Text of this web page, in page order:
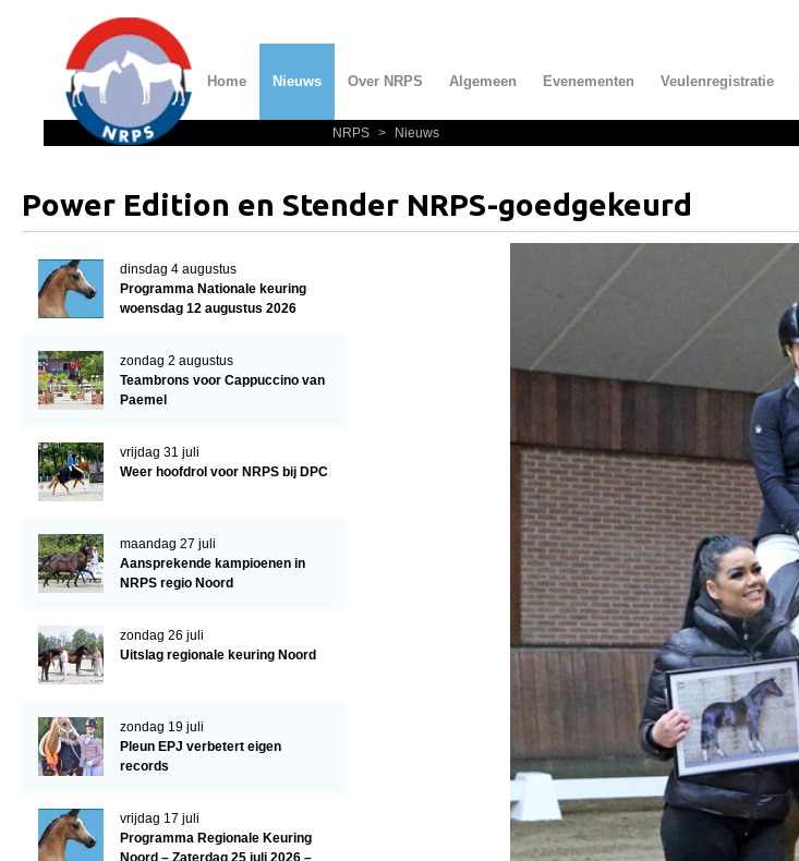
Home Nieuws Over NRPS Algemeen Evenementen Veulenregistratie
Over NRPS
Lidmaatschap NRPS
Lid worden
Statuten en reglementen
Privacyverklaring
Algemeen
Import registratie
Veulenregistratie
I&R Registratie
Informatie overschrijven paspoort
Animal Health Regulation
Marktplaats
NRPS > Nieuws
Power Edition en Stender NRPS-goedgekeurd
dinsdag 4 augustus
Programma Nationale keuring
woensdag 12 augustus 2026
zondag 2 augustus
Teambrons voor Cappuccino van
Paemel
vrijdag 31 juli
Weer hoofdrol voor NRPS bij DPC
maandag 27 juli
Aansprekende kampioenen in
NRPS regio Noord
zondag 26 juli
Uitslag regionale keuring Noord
zondag 19 juli
Pleun EPJ verbetert eigen
records
vrijdag 17 juli
Programma Regionale Keuring
Noord – Zaterdag 25 juli 2026 –